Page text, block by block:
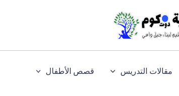
مقالات التدريس قصص الأطفال